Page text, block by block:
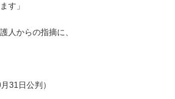
す」
人からの指摘に、
31日公判）